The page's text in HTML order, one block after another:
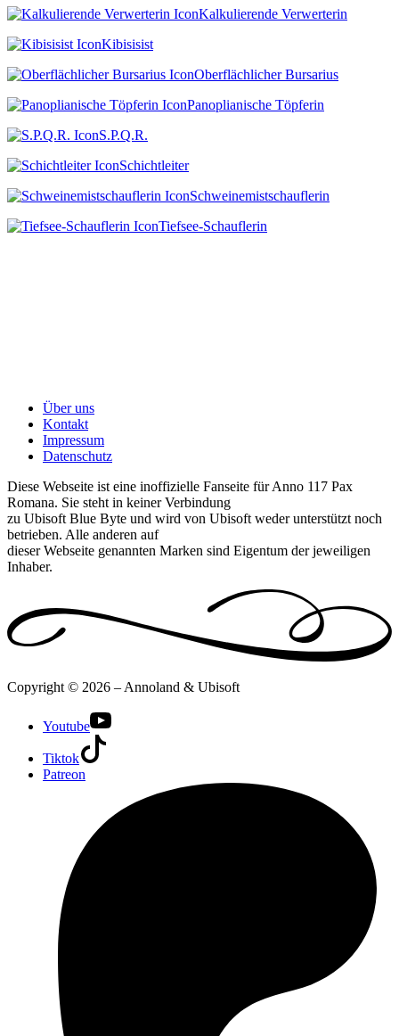
Kalkulierende Verwerterin
Kibisisist
Oberflächlicher Bursarius
Panoplianische Töpferin
S.P.Q.R.
Schichtleiter
Schweinemistschauflerin
Tiefsee-Schauflerin
Über uns
Kontakt
Impressum
Datenschutz
Diese Webseite ist eine inoffizielle Fanseite für Anno 117 Pax
Romana. Sie steht in keiner Verbindung
zu Ubisoft Blue Byte und wird von Ubisoft weder unterstützt noch
betrieben. Alle anderen auf
dieser Webseite genannten Marken sind Eigentum der jeweiligen
Inhaber.
Copyright © 2026 – Annoland & Ubisoft
Youtube
Tiktok
Patreon